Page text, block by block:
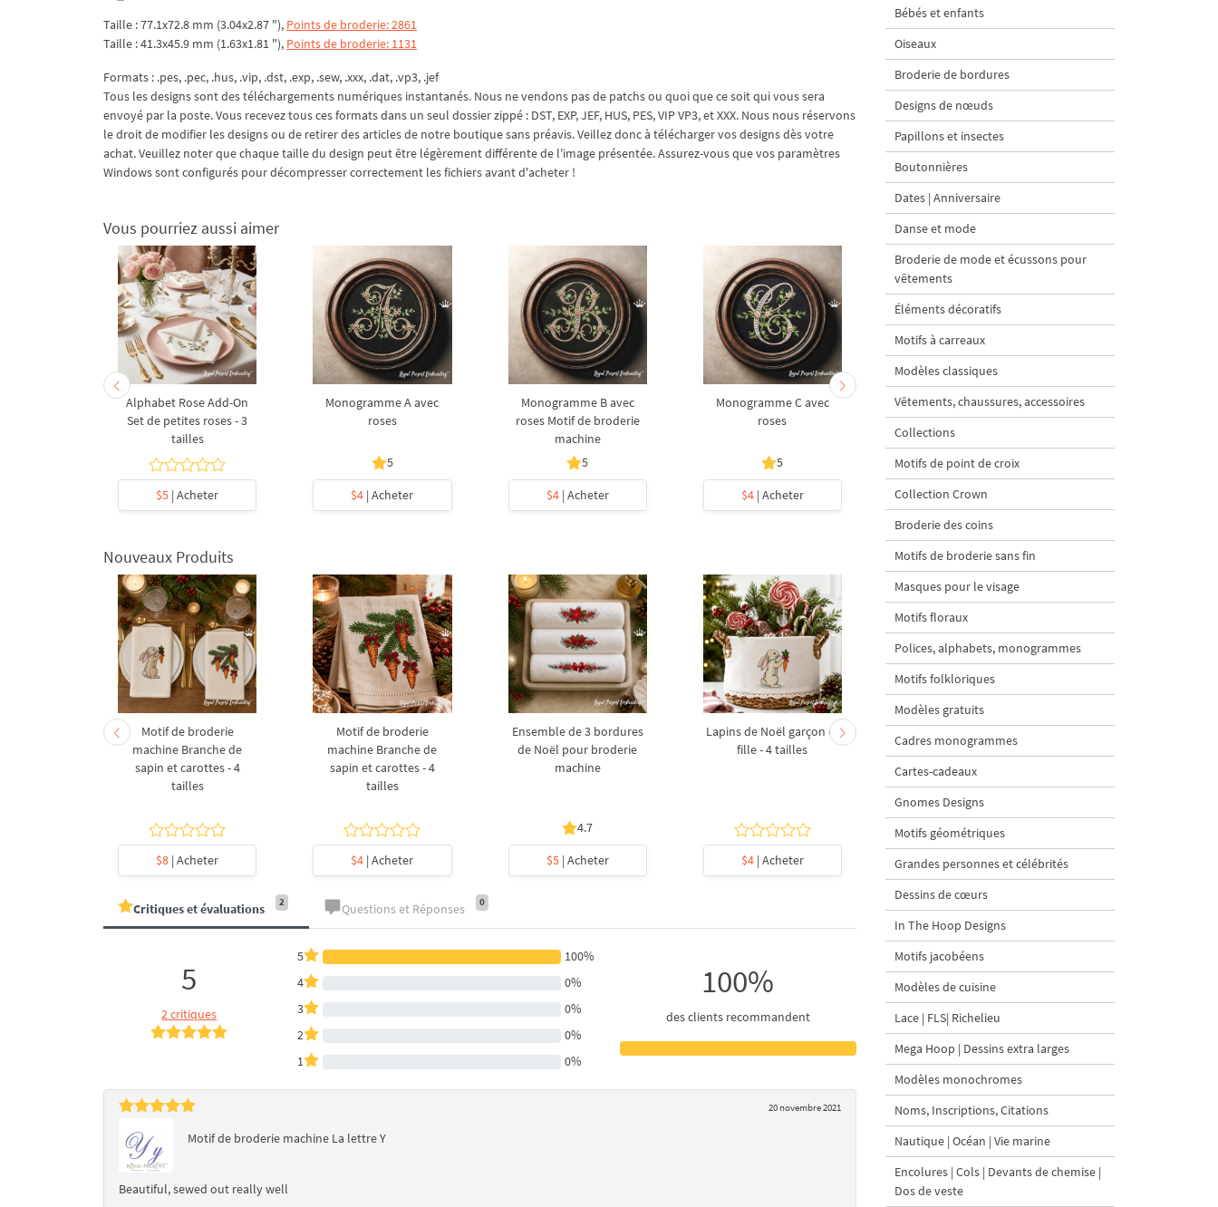
Taille : 77.1x72.8 mm (3.04x2.87 "), Points de broderie: 2861
Taille : 41.3x45.9 mm (1.63x1.81 "), Points de broderie: 1131
Formats : .pes, .pec, .hus, .vip, .dst, .exp, .sew, .xxx, .dat, .vp3, .jef
Tous les designs sont des téléchargements numériques instantanés. Nous ne vendons pas de patchs ou quoi que ce soit qui vous sera
envoyé par la poste. Vous recevez tous ces formats dans un seul dossier zippé : DST, EXP, JEF, HUS, PES, VIP VP3, et XXX. Nous nous réservons
le droit de modifier les designs ou de retirer des articles de notre boutique sans préavis. Veillez donc à télécharger vos designs dès votre
achat. Veuillez noter que chaque taille du design peut être légèrement différente de l'image présentée. Assurez-vous que vos paramètres
Windows sont configurés pour décompresser correctement les fichiers avant d'acheter !
Vous pourriez aussi aimer
Alphabet Rose Add-On
Set de petites roses - 3
tailles
$5 | Acheter
Monogramme A avec
roses
5
$4 | Acheter
Monogramme B avec
roses Motif de broderie
machine
5
$4| Acheter
Monogramme C avec
roses
5
$4| Acheter
Monogramme T avec
roses Motif de broderie
machine
5
$4 | Acheter
roses Motif de
Nouveaux Produits
Motif de broderie
machine Branche de
sapin et carottes - 4
tailles
$8 | Acheter
Motif de broderie
machine Branche de
sapin et carottes - 4
tailles
$4 | Acheter
Ensemble de 3 bordures
de Noël pour broderie
machine
4.7
$5| Acheter
Lapins de Noël garçon et
fille - 4 tailles
$4| Acheter
– broderie machine, 4
tailles
$4| Acheter
Critiques et évaluations 2 Questions et Réponses 0
5
2 critiques
5
100%
4
0%
3
0%
2
0%
1
0%
100%
des clients recommandent
20 novembre 2021
Motif de broderie machine La lettre Y
Beautiful, sewed out really well
Bébés et enfants
Oiseaux
Broderie de bordures
Designs de nœuds
Papillons et insectes
Boutonnières
Dates | Anniversaire
Danse et mode
Broderie de mode et écussons pour
vêtements
Éléments décoratifs
Motifs à carreaux
Modèles classiques
Vêtements, chaussures, accessoires
Collections
Motifs de point de croix
Collection Crown
Broderie des coins
Motifs de broderie sans fin
Masques pour le visage
Motifs floraux
Polices, alphabets, monogrammes
Motifs folkloriques
Modèles gratuits
Cadres monogrammes
Cartes-cadeaux
Gnomes Designs
Motifs géométriques
Grandes personnes et célébrités
Dessins de cœurs
In The Hoop Designs
Motifs jacobéens
Modèles de cuisine
Lace | FLS| Richelieu
Mega Hoop | Dessins extra larges
Modèles monochromes
Noms, Inscriptions, Citations
Nautique | Océan | Vie marine
Encolures | Cols | Devants de chemise |
Dos de veste